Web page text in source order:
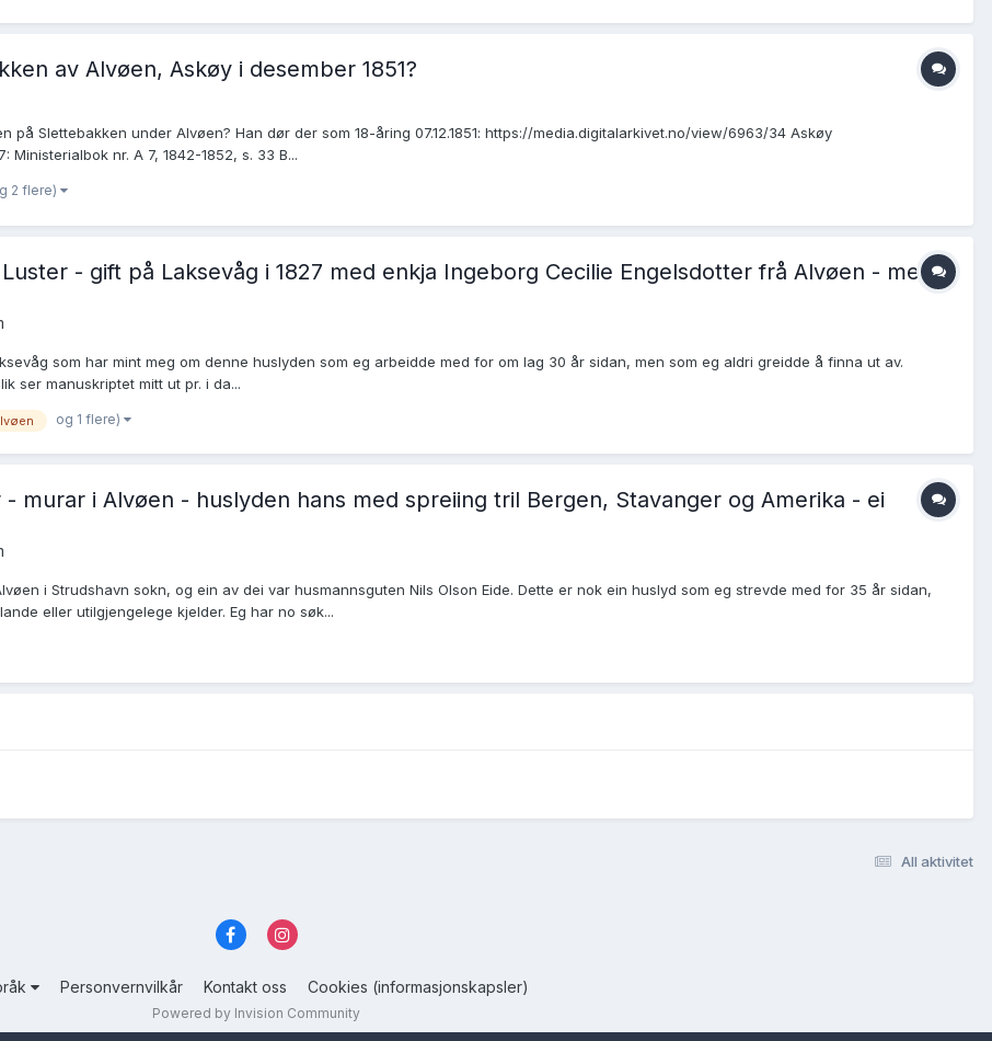
av Alvøen, Askøy i desember 1851?
på Slettebakken under Alvøen? Han dør der som 18-åring 07.12.1851: https://media.digitalarkivet.no/view/6963/34 Askøy
Ministerialbok nr. A 7, 1842-1852, s. 33 B...
2 flere)
- gift på Laksevåg i 1827 med enkja Ingeborg Cecilie Engelsdotter frå Alvøen - men
som har mint meg om denne huslyden som eg arbeidde med for om lag 30 år sidan, men som eg aldri greidde å finna ut av.
ser manuskriptet mitt ut pr. i da...
og 1 flere)
- murar i Alvøen - huslyden hans med spreiing tril Bergen, Stavanger og Amerika - ei
i Strudshavn sokn, og ein av dei var husmannsguten Nils Olson Eide. Dette er nok ein huslyd som eg strevde med for 35 år sidan,
eller utilgjengelege kjelder. Eg har no søk...
All aktivitet
Personvernvilkår Kontakt oss Cookies (informasjonskapsler)
Powered by Invision Community